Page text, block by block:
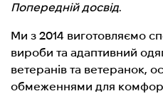
Попередній досвід.
Ми з 2014 виготовляємо
вироби та адаптивний
ветеранів та ветеранок,
обмеженнями для